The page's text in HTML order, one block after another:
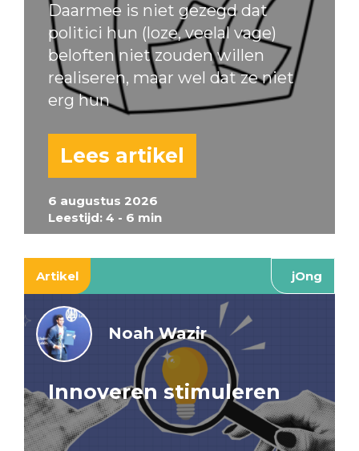
6 augustus 2026
Leestijd: 4 - 6 min
Daarmee is niet gezegd dat
politici hun (loze, veelal vage)
beloften niet zouden willen
realiseren, maar wel dat ze niet
erg hun
Lees artikel
Artikel jOng
Noah Wazir
Innoveren stimuleren